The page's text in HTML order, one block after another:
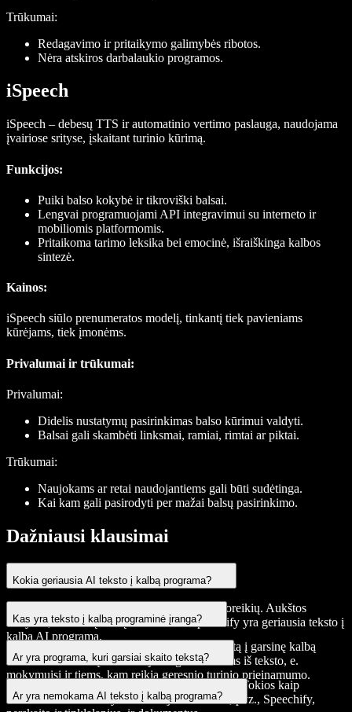
Trūkumai:
Redagavimo ir pritaikymo galimybės ribotos.
Nėra atskiros darbalaukio programos.
iSpeech
iSpeech – debesų TTS ir automatinio vertimo paslauga, naudojama
įvairiose srityse, įskaitant turinio kūrimą.
Funkcijos:
Puiki balso kokybė ir tikroviški balsai.
Lengvai programuojami API integravimui su interneto ir
mobiliomis platformomis.
Pritaikoma tarimo leksika bei emocinė, išraiškinga kalbos
sintezė.
Kainos:
iSpeech siūlo prenumeratos modelį, tinkantį tiek pavieniams
kūrėjams, tiek įmonėms.
Privalumai ir trūkumai:
Privalumai:
Didelis nustatymų pasirinkimas balso kūrimui valdyti.
Balsai gali skambėti linksmai, ramiai, rimtai ar piktai.
Trūkumai:
Naujokams ar retai naudojantiems gali būti sudėtinga.
Kai kam gali pasirodyti per mažai balsų pasirinkimo.
Dažniausi klausimai
Kokia geriausia AI teksto į kalbą programa?
Geriausia AI TTS programa priklauso nuo poreikių. Aukštos
kokybės, natūralių balsų ieškantiems Speechify yra geriausia teksto į
kalbą AI programa.
Kas yra teksto į kalbą programinė įranga?
Teksto į kalbą programa paverčia rašytinį tekstą į garsinę kalbą
naudodama sintezę. Ji naudojama garso failams iš teksto, e.
mokymuisi ir tiems, kam reikia geresnio turinio prieinamumo.
Ar yra programa, kuri garsiai skaito tekstą?
Taip, daug TTS programų skaito tekstą garsiai. Tokios kaip
Microsoft Word skaitymo funkcija ar atskiros, pvz., Speechify,
Ar yra nemokama AI teksto į kalbą programa?